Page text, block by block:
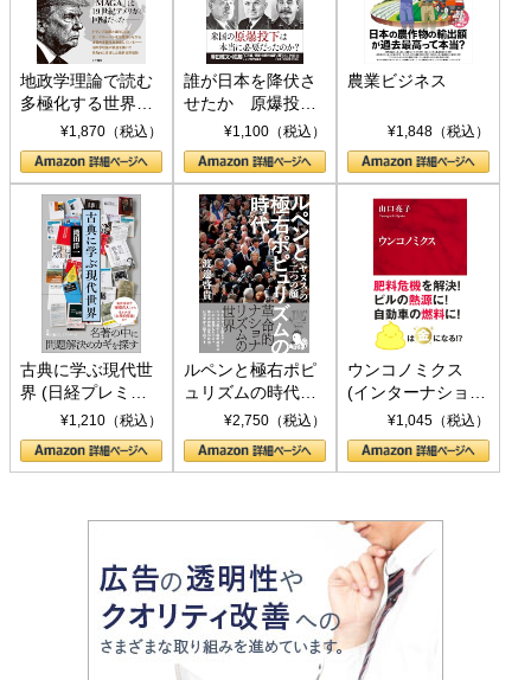
地政学理論で読む
多極化する世界：
トランプとBRICS
の挑戦
¥1,870（税込）
誰が日本を降伏さ
せたか 原爆投
下、ソ連参戦、そ
して聖断 (PHP新
書)
¥1,100（税込）
農業ビジネス
¥1,848（税込）
古典に学ぶ現代世
界 (日経プレミア
シリーズ)¥1,210（税込）
ルペンと極右ポピ
ュリズムの時代：
〈ヤヌス〉の二つ
の顔
¥2,750（税込）
ウンコノミクス
(インターナショナ
ル新書)¥1,045（税込）